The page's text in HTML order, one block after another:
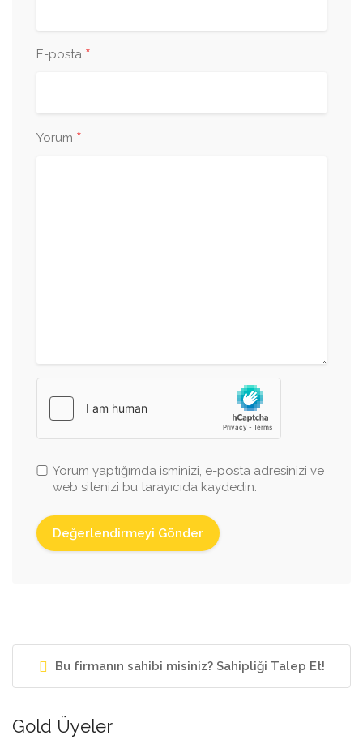
E-posta *
Yorum *
Yorum yaptığımda isminizi, e-posta adresinizi ve
web sitenizi bu tarayıcıda kaydedin.
Bu firmanın sahibi misiniz? Sahipliği Talep Et!
Gold Üyeler